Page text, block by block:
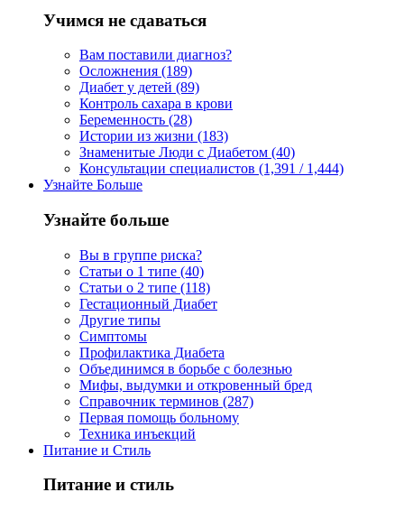
Учимся не сдаваться
Вам поставили диагноз?
Осложнения (189)
Диабет у детей (89)
Контроль сахара в крови
Беременность (28)
Истории из жизни (183)
Знаменитые Люди с Диабетом (40)
Консультации специалистов (1,391 / 1,444)
Узнайте Больше
Узнайте больше
Вы в группе риска?
Статьи о 1 типе (40)
Статьи о 2 типе (118)
Гестационный Диабет
Другие типы
Симптомы
Профилактика Диабета
Объединимся в борьбе с болезнью
Мифы, выдумки и откровенный бред
Справочник терминов (287)
Первая помощь больному
Техника инъекций
Питание и Стиль
Питание и стиль